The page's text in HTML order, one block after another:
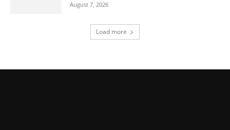
August 7, 2026
Load more